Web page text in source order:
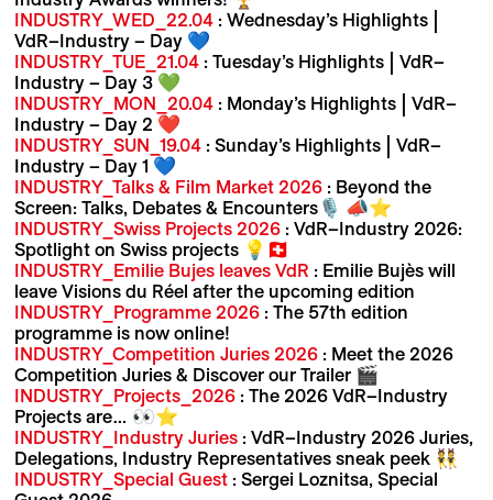
INDUSTRY_WED_22.04: Wednesday’s Highlights |
VdR–Industry – Day 💙
INDUSTRY_TUE_21.04: Tuesday’s Highlights | VdR–
Industry – Day 3 💚
INDUSTRY_MON_20.04: Monday’s Highlights | VdR–
Industry – Day 2 ❤️
INDUSTRY_SUN_19.04: Sunday’s Highlights | VdR–
Industry – Day 1 💙
INDUSTRY_Talks & Film Market 2026: Beyond the
Screen: Talks, Debates & Encounters🎙️ 📣⭐️
INDUSTRY_Swiss Projects 2026: VdR–Industry 2026:
Spotlight on Swiss projects 💡🇨🇭
INDUSTRY_Emilie Bujes leaves VdR : Emilie Bujès will
leave Visions du Réel after the upcoming edition
INDUSTRY_Programme 2026: The 57th edition
programme is now online!
INDUSTRY_Competition Juries 2026: Meet the 2026
Competition Juries & Discover our Trailer 🎬
INDUSTRY_Projects_2026 : The 2026 VdR–Industry
Projects are… 👀⭐️
INDUSTRY_Industry Juries: VdR–Industry 2026 Juries,
Delegations, Industry Representatives sneak peek 👯
INDUSTRY_Special Guest: Sergei Loznitsa, Special